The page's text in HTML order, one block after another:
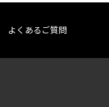
よくあるご質問